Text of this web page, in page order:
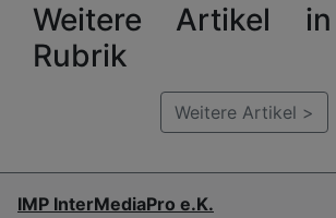
Weitere Artikel
Rubrik
Weitere Artikel >
IMP InterMediaPro e.K.